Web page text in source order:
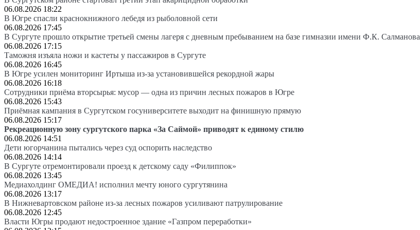
06.08.2026 18:22
В Югре спасли краснокнижного лебедя из рыболовной сети
06.08.2026 17:45
В Сургуте прошло открытие третьей смены лагеря с дневным пребыванием на базе гимназии имени Ф.К. Салманова
06.08.2026 17:15
Таможня изъяла ножи и кастеты у пассажиров в Сургуте
06.08.2026 16:45
В Югре усилен мониторинг Иртыша из-за установившейся рекордной жары
06.08.2026 16:18
Сотрудники приёма вторсырья: мусор — одна из причин лесных пожаров в Югре
06.08.2026 15:43
Приёмная кампания в Сургутском госуниверситете выходит на финишную прямую
06.08.2026 15:17
Рекреационную зону сургутского парка «За Саймой» приводят к единому стилю
06.08.2026 14:51
Дети югорчанина пытались через суд оспорить наследство
06.08.2026 14:14
В Сургуте отремонтировали проезд к детскому саду «Филиппок»
06.08.2026 13:45
Медиахолдинг ОМЕДИА! исполнил мечту юного сургутянина
06.08.2026 13:17
В Нижневартовском районе из-за лесных пожаров усиливают патрулирование
06.08.2026 12:45
Власти Югры продают недостроенное здание «Газпром переработки»